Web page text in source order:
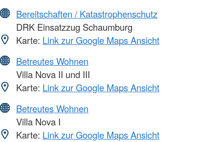
Bereitschaften / Katastrophenschutz
DRK Einsatzzug Schaumburg
Karte: Link zur Google Maps Ansicht
Betreutes Wohnen
Villa Nova II und III
Karte: Link zur Google Maps Ansicht
Betreutes Wohnen
Villa Nova I
Karte: Link zur Google Maps Ansicht